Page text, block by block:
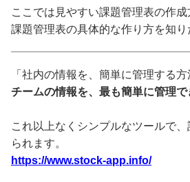
ここでは見やすい課題管理表の作成
課題管理表の具体的な作り方を知り
「社内の情報を、簡単に管理する方
チームの情報を、最も簡単に管理で
これ以上なくシンプルなツールで
られます。
https://www.stock-app.info/